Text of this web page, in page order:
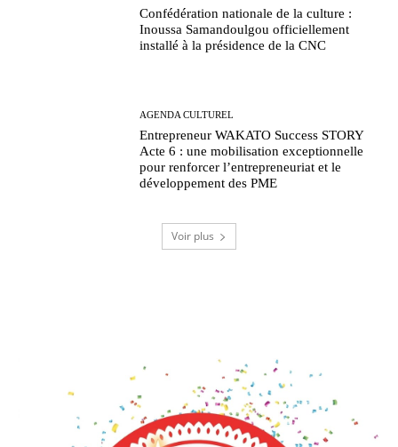
Confédération nationale de la culture :
Inoussa Samandoulgou officiellement
installé à la présidence de la CNC
AGENDA CULTUREL
Entrepreneur WAKATO Success STORY
Acte 6 : une mobilisation exceptionnelle
pour renforcer l’entrepreneuriat et le
développement des PME
Voir plus